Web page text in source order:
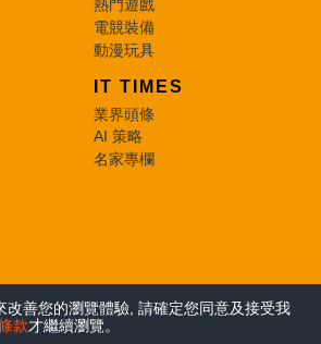
改善您的瀏覽體驗, 請確定您同意及接受我
款才繼續瀏覽。
熱門遊戲
電競裝備
動漫玩具
IT TIMES
業界頭條
AI 策略
名家專欄
Rights Reserved.